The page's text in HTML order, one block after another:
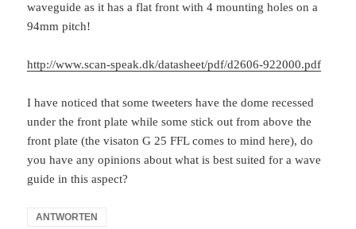
waveguide as it has a flat front with 4 mounting holes on a
94mm pitch!
http://www.scan-speak.dk/datasheet/pdf/d2606-922000.pdf
I have noticed that some tweeters have the dome recessed
under the front plate while some stick out from above the
front plate (the visaton G 25 FFL comes to mind here), do
you have any opinions about what is best suited for a wave
guide in this aspect?
ANTWORTEN